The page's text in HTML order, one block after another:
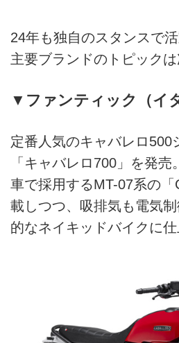
24年も独自のスタンスで
主要ブランドのトピックは
▼ファンティック（イ
定番人気のキャバレロ500
「キャバレロ700」を発
車で採用するMT-07系の
載しつつ、吸排気も電気
的なネイキッドバイクに仕